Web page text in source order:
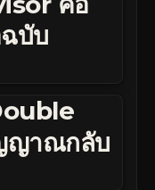
บับ
ญาณกลับ